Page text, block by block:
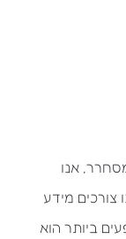
אנו
צורכים מידע
ביותר הוא